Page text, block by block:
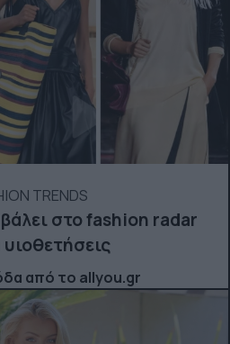
TRENDS
στο fashion radar
από το allyou.gr